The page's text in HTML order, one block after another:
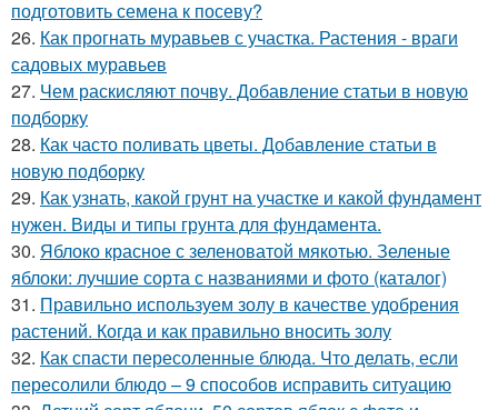
подготовить семена к посеву?
26. Как прогнать муравьев с участка. Растения - враги
садовых муравьев
27. Чем раскисляют почву. Добавление статьи в новую
подборку
28. Как часто поливать цветы. Добавление статьи в
новую подборку
29. Как узнать, какой грунт на участке и какой фундамент
нужен. Виды и типы грунта для фундамента.
30. Яблоко красное с зеленоватой мякотью. Зеленые
яблоки: лучшие сорта с названиями и фото (каталог)
31. Правильно используем золу в качестве удобрения
растений. Когда и как правильно вносить золу
32. Как спасти пересоленные блюда. Что делать, если
пересолили блюдо – 9 способов исправить ситуацию